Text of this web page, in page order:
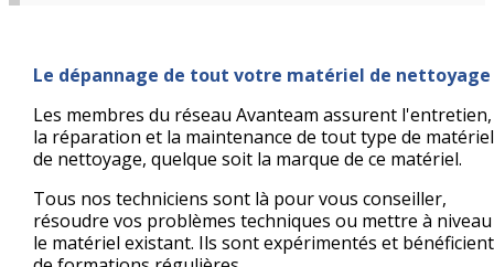
Le dépannage de tout votre matériel de nettoyage
Les membres du réseau Avanteam assurent l'entretien,
la réparation et la maintenance de tout type de matériel
de nettoyage, quelque soit la marque de ce matériel.
Tous nos techniciens sont là pour vous conseiller,
résoudre vos problèmes techniques ou mettre à niveau
le matériel existant. Ils sont expérimentés et bénéficient